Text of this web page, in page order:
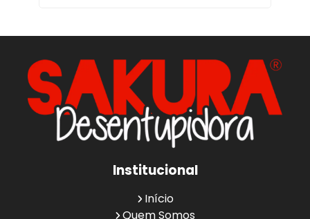
Institucional
Início
Quem Somos